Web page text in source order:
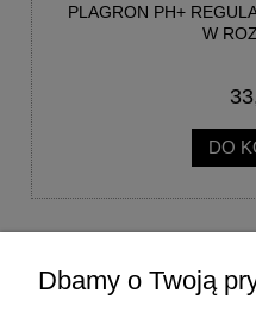
PLAGRON PH+
W
DO
Dbamy o Twoją